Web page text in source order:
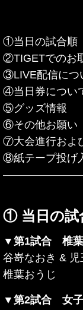
①当日の試合順
②TIGETでのお
③LIVE配信につ
④当日券につい
⑤グッズ情報
⑥その他お願い
⑦大会進行およ
⑧紙テープ投げ
① 当日の試
▼第1試合 椎葉
谷嵜なおき &
椎葉おうじ
▼第2試合 女子